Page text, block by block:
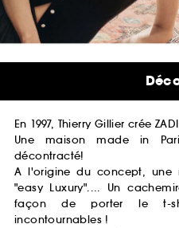
En 1997, Thierry Gillier crée
Une maison made in
décontracté!
A l'origine du concept, une
"easy Luxury".... Un
façon de porter le t-
incontournables !